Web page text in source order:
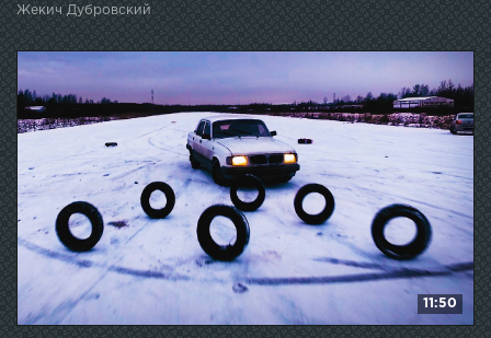
Жекич Дубровский
11:50